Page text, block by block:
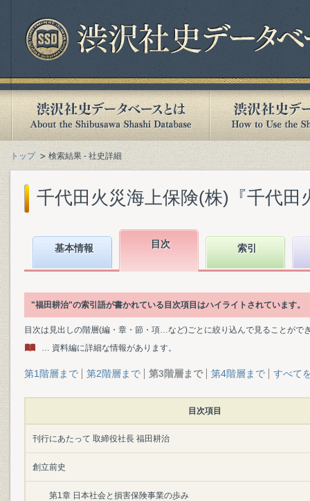
トップ 検索結果 - 社史詳細
千代田火災海上保険(株)『千代田
基本情報 目次 索引
"福田耕治"の索引語が書かれている目次項目はハイライトされています。
目次は見出しの階層(編・章・節・項…など)ごとに絞り込んで見ることがで
… 資料編に詳細な情報があります。
第1階層まで 第2階層まで 第3階層まで 第4階層まで すべて
目次項目
刊行にあたって 取締役社長 福田耕治
創立前史
第1章 日本社会と損害保険事業の歩み